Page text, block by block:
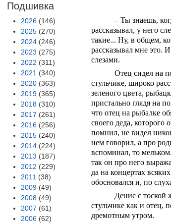
Подшивка
2026 (146)
2025 (270)
2024 (246)
2023 (275)
2022 (311)
2021 (340)
2020 (363)
2019 (365)
2018 (310)
2017 (261)
2016 (256)
2015 (240)
2014 (224)
2013 (187)
2012 (229)
2011 (38)
2009 (49)
2008 (49)
2007 (61)
2006 (62)
– Ты знаешь,
рассказывал, у него
такие... Ну, в общем,
рассказывал мне это.
слезами.
Отец сидел на
стульчике, широко
зеленого цвета,
пристально глядя на
что отец на рыбалке
своего деда, которого
помнил, не видел
нем говорил, а про
вспоминал, то
так он про него
да на концертах
обосновался и, по
Денис с тоской
стульчике как и отец,
дремотным утром.